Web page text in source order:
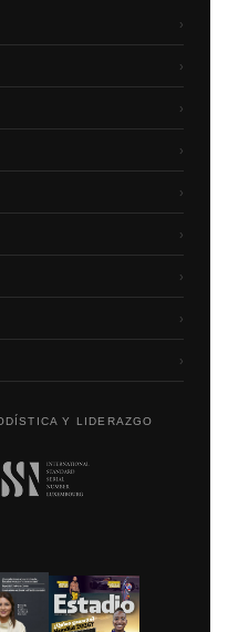
›
›
›
›
›
›
›
›
›
Y LIDERAZGO